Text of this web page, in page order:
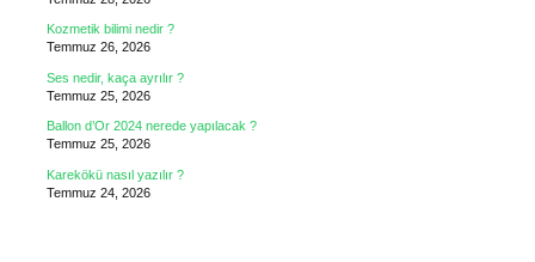
Kozmetik bilimi nedir ?
Temmuz 26, 2026
Ses nedir, kaça ayrılır ?
Temmuz 25, 2026
Ballon d’Or 2024 nerede yapılacak ?
Temmuz 25, 2026
Karekökü nasıl yazılır ?
Temmuz 24, 2026